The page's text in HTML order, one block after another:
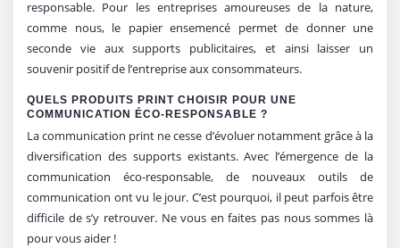
responsable. Pour les entreprises amoureuses de la nature,
comme nous, le papier ensemencé permet de donner une
seconde vie aux supports publicitaires, et ainsi laisser un
souvenir positif de l’entreprise aux consommateurs.
QUELS PRODUITS PRINT CHOISIR POUR UNE
COMMUNICATION ÉCO-RESPONSABLE ?
La communication print ne cesse d’évoluer notamment grâce à la
diversification des supports existants. Avec l’émergence de la
communication éco-responsable, de nouveaux outils de
communication ont vu le jour. C’est pourquoi, il peut parfois être
difficile de s’y retrouver. Ne vous en faites pas nous sommes là
pour vous aider !